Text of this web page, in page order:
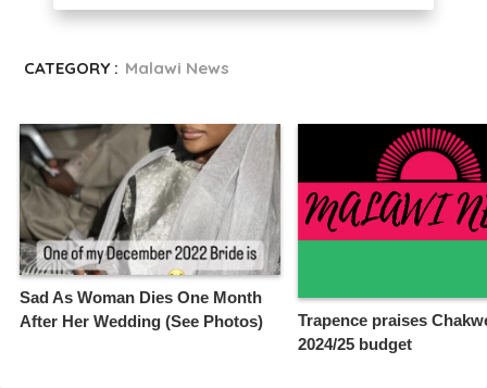
CATEGORY : Malawi News
Sad As Woman Dies One Month
After Her Wedding (See Photos)
Trapence praises
2024/25 budget